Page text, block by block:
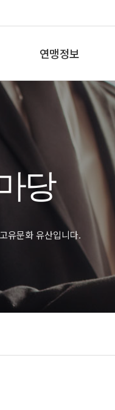
연맹정보
프로기사 정보
아마기사 정보
장기대회 일정
자료실
당
유문화 유산입니다.